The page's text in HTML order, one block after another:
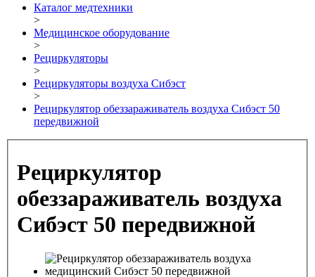
Каталог медтехники
>
Медицинское оборудование
>
Рециркуляторы
>
Рециркуляторы воздуха Сибэст
>
Рециркулятор обеззараживатель воздуха Сибэст 50
передвижной
Рециркулятор
обеззараживатель воздуха
Сибэст 50 передвижной